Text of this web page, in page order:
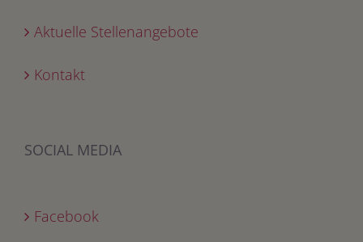
Aktuelle Stellenangebote
Kontakt
SOCIAL MEDIA
Facebook